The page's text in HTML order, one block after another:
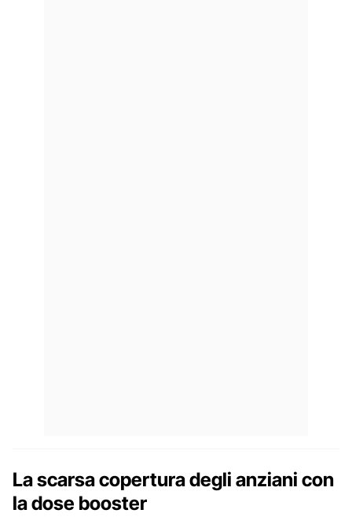
La scarsa copertura degli anziani con
la dose booster